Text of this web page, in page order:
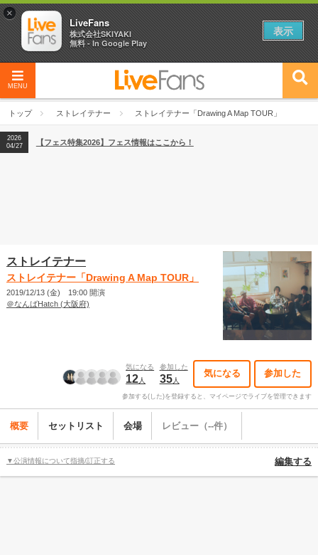
MENU
トップ ストレイテナー ストレイテナー「Drawing A Map TOUR」
2026
04/27
2026
【ライブ動員ランキング】2026年上半期編発表！
2026
04/27
【フェス特集2026】フェス情報はここから！
ストレイテナー
ストレイテナー「Drawing A Map TOUR」
2019/12/13 (金) 19:00 開演
＠なんばHatch (大阪府)
気になる
12人
参加した
35人
気になる 参加した
参加する(した)を登録すると、マイページでライブを管理できます
概要 セットリスト 会場 レビュー（--件）
▼公演情報について指摘/訂正する 編集する
×
LiveFans
株式会社SKIYAKI
無料 - In Google Play
表示